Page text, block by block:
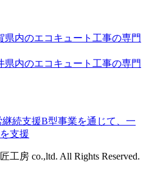
県内のエコキュート工事の専門
県内のエコキュート工事の専門
継続支援B型事業を通じて、一
支援
房 co.,ltd. All Rights Reserved.